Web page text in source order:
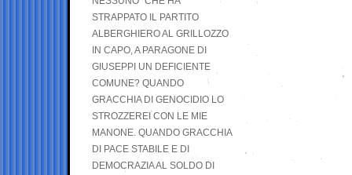
STRAPPATO IL PARTITO
ALBERGHIERO AL GRILLOZZO
IN CAPO, A PARAGONE DI
GIUSEPPI UN DEFICIENTE
COMUNE? QUANDO
GRACCHIA DI GENOCIDIO LO
STROZZEREI CON LE MIE
MANONE. QUANDO GRACCHIA
DI PACE STABILE E DI
DEMOCRAZIA AL SOLDO DI